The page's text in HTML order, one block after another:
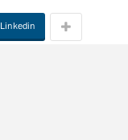
Linkedin